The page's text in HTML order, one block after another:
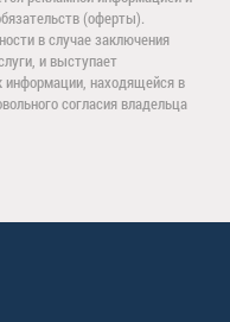
(оферты).
в случае заключения
и выступает
информации, находящейся в
согласия владельца